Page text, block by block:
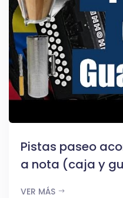
Pistas paseo
a nota (caja y
VER MÁS